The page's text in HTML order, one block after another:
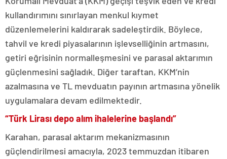
kullandırımını sınırlayan menkul kıymet
düzenlemelerini kaldırarak sadeleştirdik. Böylece,
tahvil ve kredi piyasalarının işlevselliğinin artmasını,
getiri eğrisinin normalleşmesini ve parasal aktarımın
güçlenmesini sağladık. Diğer taraftan, KKM’nin
azalmasına ve TL mevduatın payının artmasına yönelik
uygulamalara devam edilmektedir.
“Türk Lirası depo alım ihalelerine başlandı”
Karahan, parasal aktarım mekanizmasının
güçlendirilmesi amacıyla, 2023 temmuzdan itibaren